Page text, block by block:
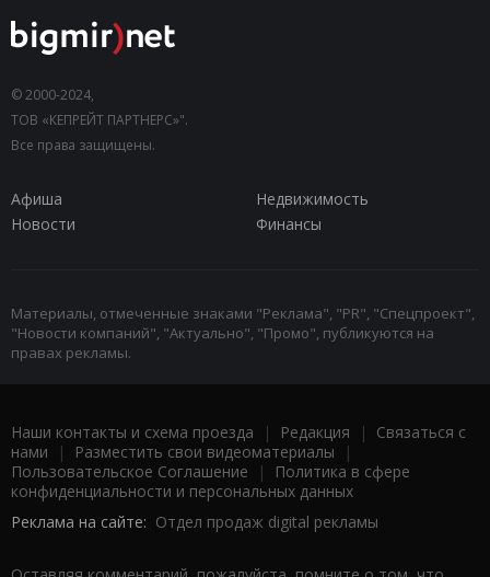
© 2000-2024,
ТОВ «КЕПРЕЙТ ПАРТНЕРС»".
Все права защищены.
Афиша
Недвижимость
Новости
Финансы
Материалы, отмеченные знаками "Реклама", "PR", "Спецпроект",
"Новости компаний", "Актуально", "Промо", публикуются на
правах рекламы.
Наши контакты и схема проезда | Редакция | Связаться с
нами | Разместить свои видеоматериалы |
Пользовательское Соглашение |
Политика в сфере
конфиденциальности и персональных данных
Реклама на сайте: Отдел продаж digital рекламы